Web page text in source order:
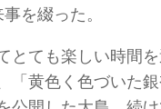
を綴った。
とても楽しい時間
「黄色く色づいた